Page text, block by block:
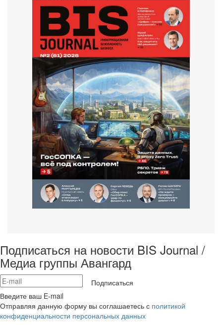
Подписаться на новости BIS Journal /
Медиа группы Авангард
Подписаться
Введите ваш E-mail
Отправляя данную форму вы соглашаетесь с политикой
конфиденциальности персональных данных